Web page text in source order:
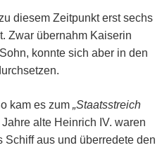
diesem Zeitpunkt erst sechs
Zwar übernahm Kaiserin
konnte sich aber in den
kam es zum „Staatsstreich
alte Heinrich IV. waren
aus und überredete den